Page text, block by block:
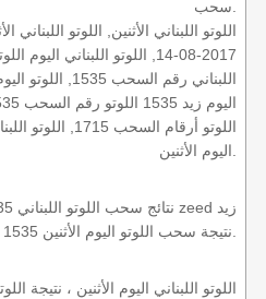
اللوتو اللبناني الأثنين, اللوتو اللبناني
2017-08-14, اللوتو اللبناني
اللبناني رقم